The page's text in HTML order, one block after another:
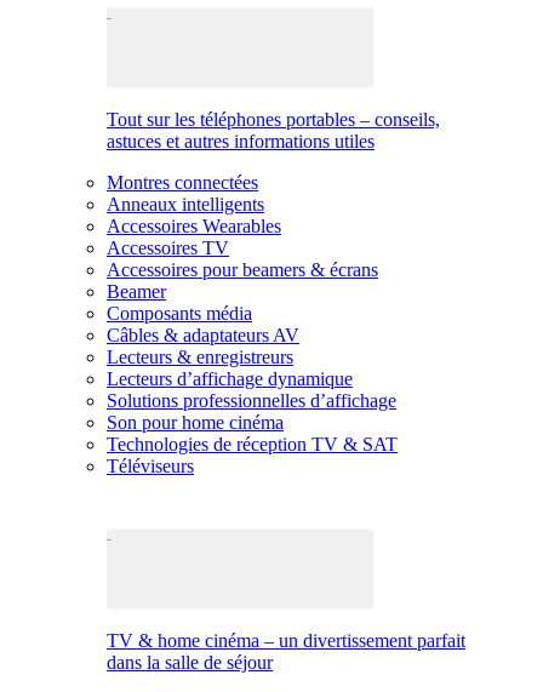
Tout sur les téléphones portables – conseils,
astuces et autres informations utiles
Montres connectées
Anneaux intelligents
Accessoires Wearables
Accessoires TV
Accessoires pour beamers & écrans
Beamer
Composants média
Câbles & adaptateurs AV
Lecteurs & enregistreurs
Lecteurs d’affichage dynamique
Solutions professionnelles d’affichage
Son pour home cinéma
Technologies de réception TV & SAT
Téléviseurs
TV & home cinéma – un divertissement parfait
dans la salle de séjour